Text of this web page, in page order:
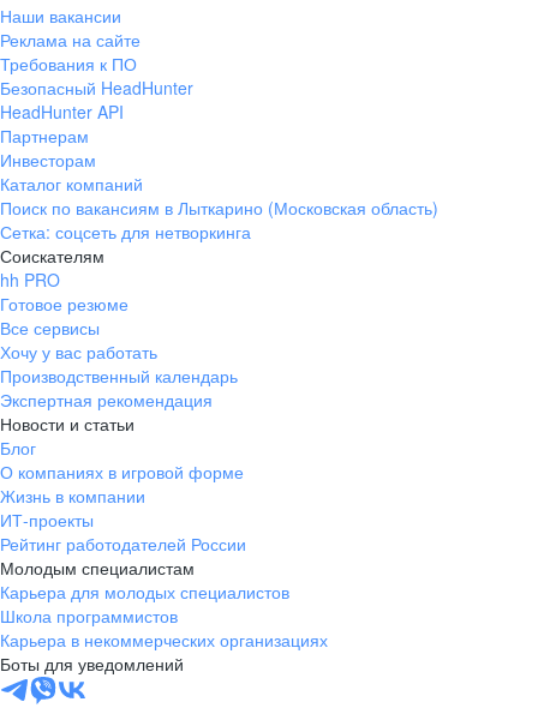
Наши вакансии
Реклама на сайте
Требования к ПО
Безопасный HeadHunter
HeadHunter API
Партнерам
Инвесторам
Каталог компаний
Поиск по вакансиям в Лыткарино (Московская область)
Сетка: соцсеть для нетворкинга
Соискателям
hh PRO
Готовое резюме
Все сервисы
Хочу у вас работать
Производственный календарь
Экспертная рекомендация
Новости и статьи
Блог
О компаниях в игровой форме
Жизнь в компании
ИТ-проекты
Рейтинг работодателей России
Молодым специалистам
Карьера для молодых специалистов
Школа программистов
Карьера в некоммерческих организациях
Боты для уведомлений